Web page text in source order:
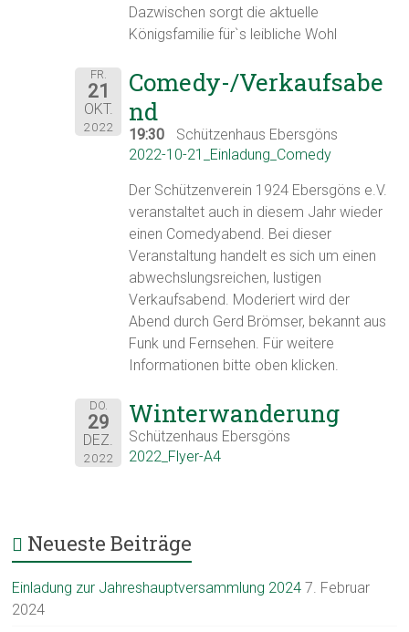
Dazwischen sorgt die aktuelle
Königsfamilie für`s leibliche Wohl
FR.
21
OKT.
2022
Comedy-/Verkaufsabe
nd
19:30
Schützenhaus Ebersgöns
2022-10-21_Einladung_Comedy
Der Schützenverein 1924 Ebersgöns e.V.
veranstaltet auch in diesem Jahr wieder
einen Comedyabend. Bei dieser
Veranstaltung handelt es sich um einen
abwechslungsreichen, lustigen
Verkaufsabend. Moderiert wird der
Abend durch Gerd Brömser, bekannt aus
Funk und Fernsehen. Für weitere
Informationen bitte oben klicken.
DO.
29
DEZ.
2022
Winterwanderung
Schützenhaus Ebersgöns
2022_Flyer-A4
Neueste Beiträge
Einladung zur Jahreshauptversammlung 2024 7. Februar
2024